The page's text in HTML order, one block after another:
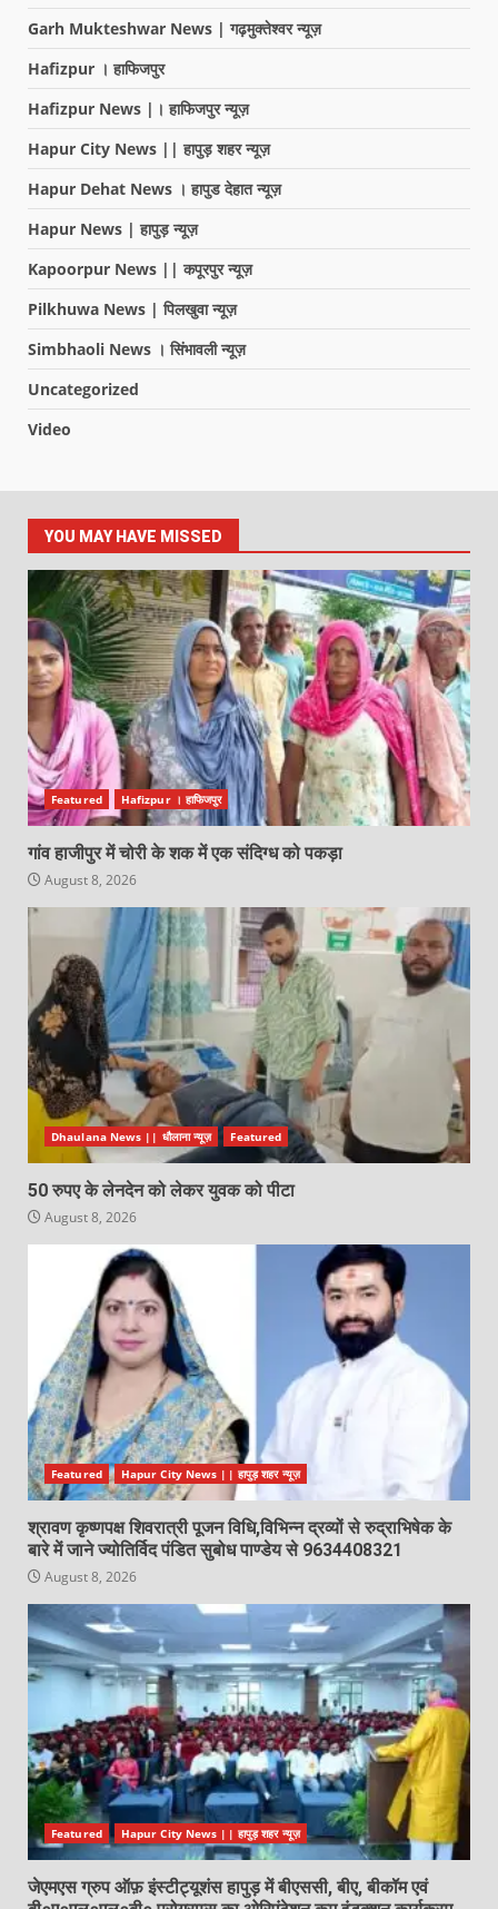
Garh Mukteshwar News | गढ़मुक्तेश्वर न्यूज़
Hafizpur । हाफिजपुर
Hafizpur News |। हाफिजपुर न्यूज़
Hapur City News || हापुड़ शहर न्यूज़
Hapur Dehat News । हापुड देहात न्यूज़
Hapur News | हापुड़ न्यूज़
Kapoorpur News || कपूरपुर न्यूज़
Pilkhuwa News | पिलखुवा न्यूज़
Simbhaoli News । सिंभावली न्यूज़
Uncategorized
Video
YOU MAY HAVE MISSED
Featured Hafizpur । हाफिजपुर
गांव हाजीपुर में चोरी के शक में एक संदिग्ध को पकड़ा
August 8, 2026
Dhaulana News || धौलाना न्यूज़ Featured
50 रुपए के लेनदेन को लेकर युवक को पीटा
August 8, 2026
Featured Hapur City News || हापुड़ शहर न्यूज़
श्रावण कृष्णपक्ष शिवरात्री पूजन विधि,विभिन्न द्रव्यों से रुद्राभिषेक के
बारे में जाने ज्योतिर्विद पंडित सुबोध पाण्डेय से 9634408321
August 8, 2026
Featured Hapur City News || हापुड़ शहर न्यूज़
जेएमएस ग्रुप ऑफ़ इंस्टीट्यूशंस हापुड़ में बीएससी, बीए, बीकॉम एवं